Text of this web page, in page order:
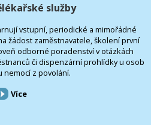
služby
vstupní, periodické a mimořádné
žádost zaměstnavatele, školení první
odborné poradenství v otázkách
či dispenzární prohlídky u osob
nemocí z povolání.
Více